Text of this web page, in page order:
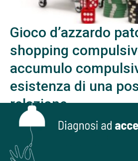
Gioco d’azzardo
shopping
accumulo
esistenza di una
relazione
Recenti studi hanno indagato
gambling, shopping compulsivo e
risultati sembrano interessanti.